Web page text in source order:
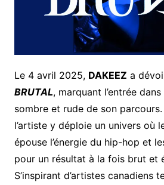
Le 4 avril 2025, DAKEEZ a
BRUTAL, marquant l’entrée
sombre et rude de son
l’artiste y déploie un univers où
épouse l’énergie du hip-hop et
pour un résultat à la fois brut et
S’inspirant d’artistes canadiens